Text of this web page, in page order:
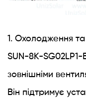
1. Охолодження та
SUN-8K-
зовнішніми
Він підтримує